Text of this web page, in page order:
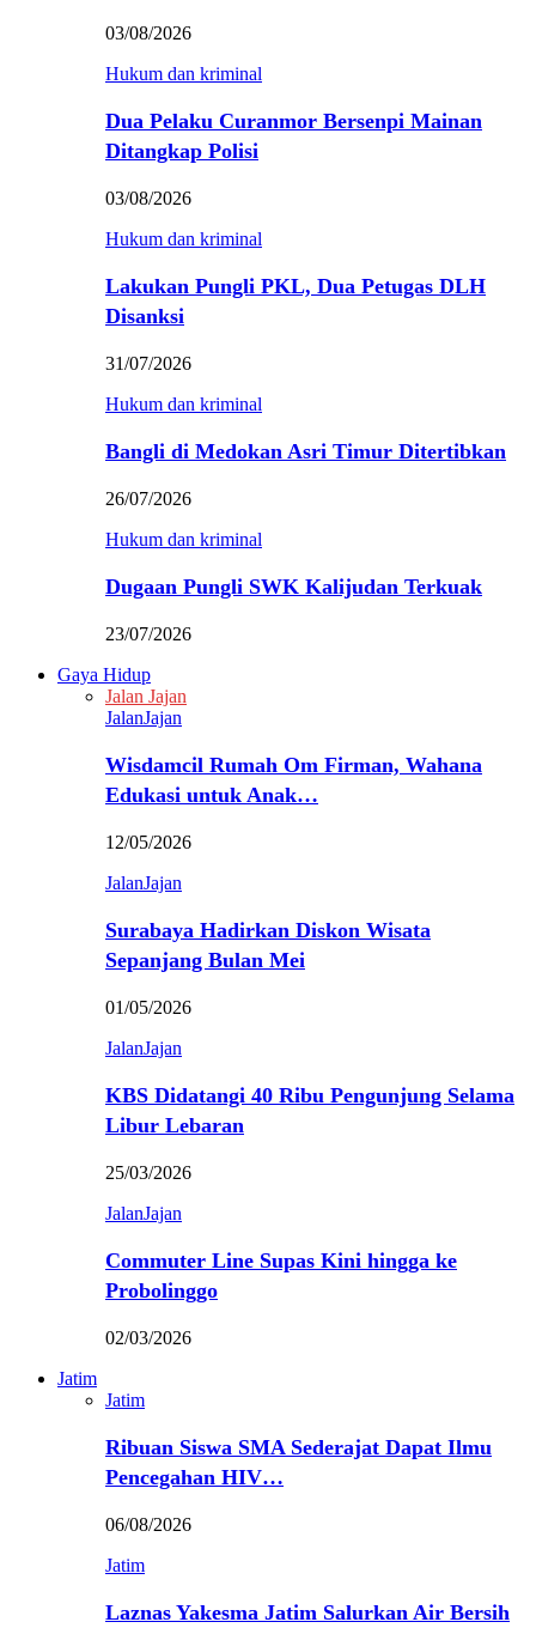
03/08/2026
Hukum dan kriminal
Dua Pelaku Curanmor Bersenpi Mainan
Ditangkap Polisi
03/08/2026
Hukum dan kriminal
Lakukan Pungli PKL, Dua Petugas DLH
Disanksi
31/07/2026
Hukum dan kriminal
Bangli di Medokan Asri Timur Ditertibkan
26/07/2026
Hukum dan kriminal
Dugaan Pungli SWK Kalijudan Terkuak
23/07/2026
Gaya Hidup
Jalan Jajan
JalanJajan
Wisdamcil Rumah Om Firman, Wahana
Edukasi untuk Anak…
12/05/2026
JalanJajan
Surabaya Hadirkan Diskon Wisata
Sepanjang Bulan Mei
01/05/2026
JalanJajan
KBS Didatangi 40 Ribu Pengunjung Selama
Libur Lebaran
25/03/2026
JalanJajan
Commuter Line Supas Kini hingga ke
Probolinggo
02/03/2026
Jatim
Jatim
Ribuan Siswa SMA Sederajat Dapat Ilmu
Pencegahan HIV…
06/08/2026
Jatim
Laznas Yakesma Jatim Salurkan Air Bersih